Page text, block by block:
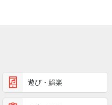
遊び・娯楽